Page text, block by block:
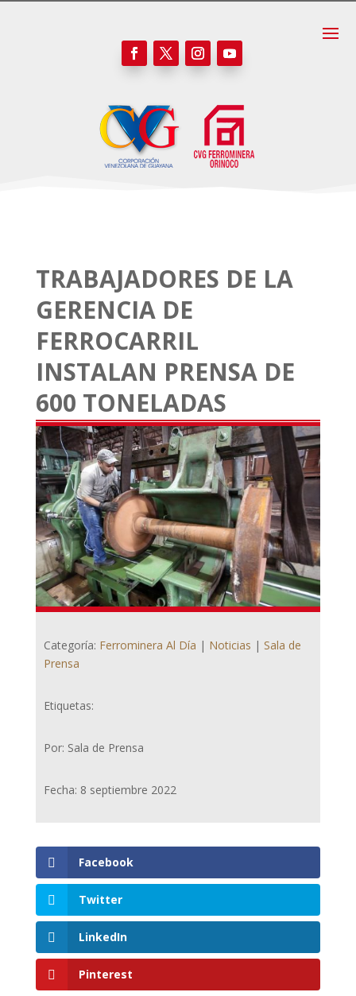
TRABAJADORES DE LA
GERENCIA DE
FERROCARRIL
INSTALAN PRENSA DE
600 TONELADAS
Categoría: Ferrominera Al Día | Noticias | Sala de
Prensa
Etiquetas:
Por: Sala de Prensa
Fecha: 8 septiembre 2022
Facebook
Twitter
LinkedIn
Pinterest